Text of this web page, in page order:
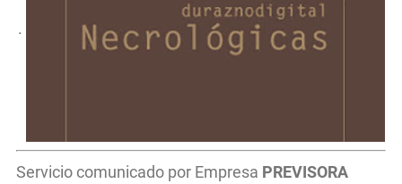
.
Servicio comunicado por Empresa PREVISORA